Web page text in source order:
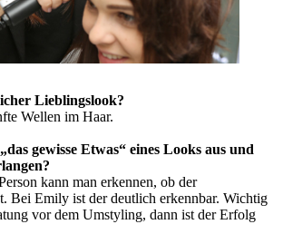
Lieblingslook?
Wellen im Haar.
gewisse Etwas“ eines Looks aus und
kann man erkennen, ob der
Bei Emily ist der deutlich erkennbar. Wichtig
vor dem Umstyling, dann ist der Erfolg